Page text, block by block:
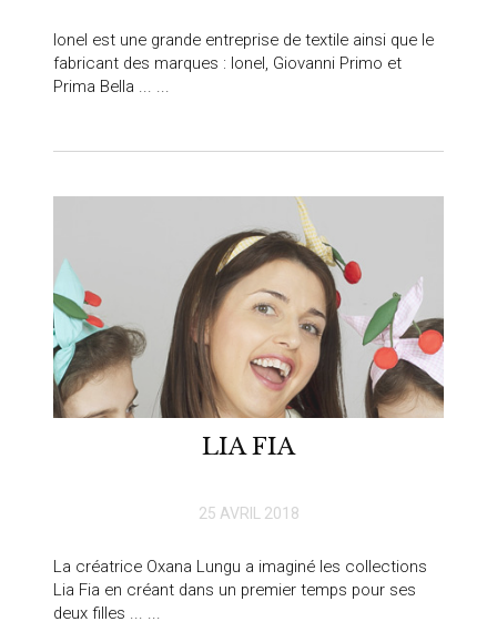
Ionel est une grande entreprise de textile ainsi que le
fabricant des marques : Ionel, Giovanni Primo et
Prima Bella ... ...
LIA FIA
25 AVRIL 2018
La créatrice Oxana Lungu a imaginé les collections
Lia Fia en créant dans un premier temps pour ses
deux filles ... ...